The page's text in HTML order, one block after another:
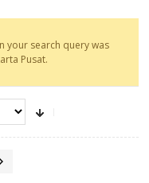
your search query was
Pusat.